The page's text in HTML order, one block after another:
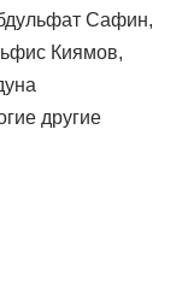
Сафин,
Киямов,
другие